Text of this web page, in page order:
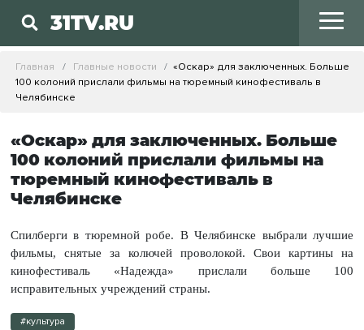
31TV.RU
Главная Главные новости
«Оскар» для заключенных. Больше
100 колоний прислали фильмы на тюремный кинофестиваль в
Челябинске
«Оскар» для заключенных. Больше
100 колоний прислали фильмы на
тюремный кинофестиваль в
Челябинске
Спилберги в тюремной робе. В Челябинске выбрали лучшие
фильмы, снятые за колючей проволокой. Свои картины на
кинофестиваль «Надежда» прислали больше 100
исправительных учреждений страны.
#культура